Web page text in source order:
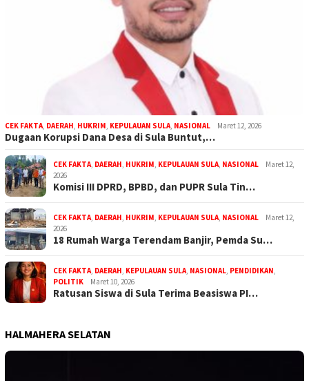
CEK FAKTA, DAERAH, HUKRIM, KEPULAUAN SULA, NASIONAL Maret 12, 2026
Dugaan Korupsi Dana Desa di Sula Buntut,…
CEK FAKTA, DAERAH, HUKRIM, KEPULAUAN SULA, NASIONAL
Maret 12,
2026
Komisi III DPRD, BPBD, dan PUPR Sula Tin…
CEK FAKTA, DAERAH, HUKRIM, KEPULAUAN SULA, NASIONAL
Maret 12,
2026
18 Rumah Warga Terendam Banjir, Pemda Su…
CEK FAKTA, DAERAH, KEPULAUAN SULA, NASIONAL, PENDIDIKAN,
POLITIK
Maret 10, 2026
Ratusan Siswa di Sula Terima Beasiswa PI…
HALMAHERA SELATAN